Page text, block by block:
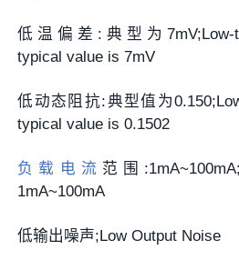
低温偏差:典型为7mV;Low-
typical value is 7mV
低动态阻抗:典型值为
typical value is 0.1502
负载电流 范围
1mA~100mA
低输出噪声;Low Output Noise